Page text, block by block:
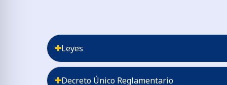
Leyes
Decreto Único Reglamentario